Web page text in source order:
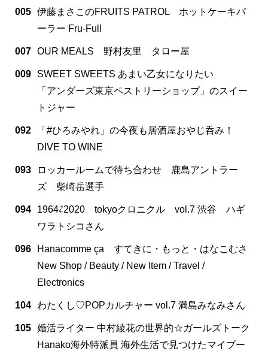
005 伊藤まさこのFRUITS PATROL ホットケーキパ
ーラー Fru-Full
007 OUR MEALS 野村友里 タロー屋
009
SWEET SWEETS あまい乙女になりたい
「アンダーズ東京ペストリーショップ」のスイー
トジャー
092
「#ひろみやれ」の今夜も居酒屋おやじ呑み！
DIVE TO WINE
093
ロッカールームで待ち合わせ 鹿島アントラー
ズ 柴崎岳選手
094
1964⇄2020 tokyoクロニクル vol.7 渋谷 ハギ
ワラトシコさん
096
Hanacomme ça すてきに・もっと・はなこむさ
New Shop / Beauty / New Item / Travel /
Electronics
104 わたくし♡POPカルチャー vol.7 満島みなみさん
105 婚活ライター 中村綾花の世界的☆ガールズトーク
Hanako海外特派員 海外生活で見つけたマイブー